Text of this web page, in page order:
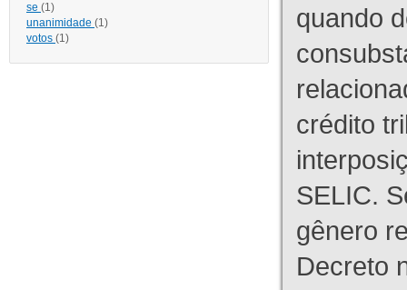
se (1)
unanimidade (1)
votos (1)
quando
crédito
SELIC.
gênero
Decreto